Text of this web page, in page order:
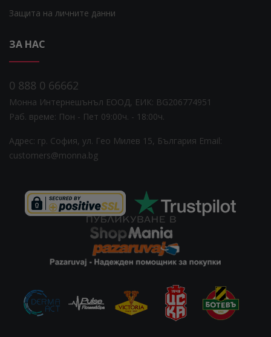
Защита на личните данни
ЗА НАС
0 888 0 66662
Монна Интернешънъл ЕООД, ЕИК: BG206774951
Раб. време: Пoн - Пет 09:00ч. - 18:00ч.
Адрес: гр. София, ул. Гео Милев 15, България Email:
customers@monna.bg